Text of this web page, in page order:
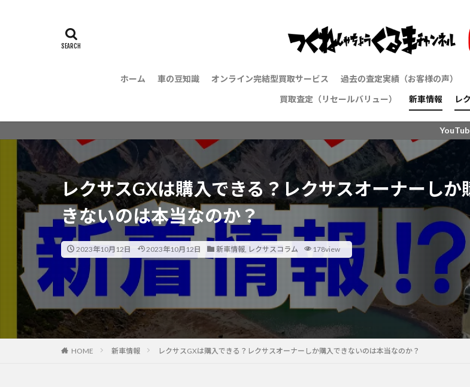
ホーム 車の豆知識 オンライン完結型買取サービス 過去の査定実績（お客様の声）
買取査定（リセールバリュー）
新車情報 レ
YouTubeチャンネル開
レクサスGXは購入できる？レクサスオーナーしか
きないのは本当なのか？
2023年10月12日 2023年10月12日 新車情報, レクサスコラム 178view
HOME 新車情報 レクサスGXは購入できる？レクサスオーナーしか購入できないのは本当なのか？